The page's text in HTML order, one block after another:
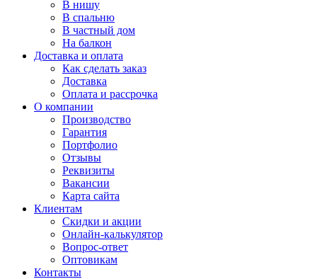
В нишу
В спальню
В частный дом
На балкон
Доставка и оплата
Как сделать заказ
Доставка
Оплата и рассрочка
О компании
Производство
Гарантия
Портфолио
Отзывы
Реквизиты
Вакансии
Карта сайта
Клиентам
Скидки и акции
Онлайн-калькулятор
Вопрос-ответ
Оптовикам
Контакты